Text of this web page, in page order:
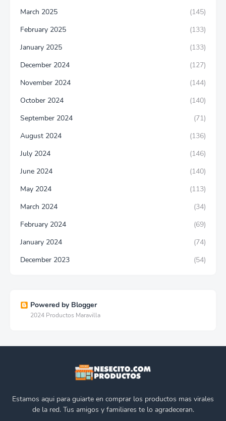
March 2025
(145)
February 2025
(133)
January 2025
(133)
December 2024
(127)
November 2024
(144)
October 2024
(140)
September 2024
(71)
August 2024
(136)
July 2024
(146)
June 2024
(140)
May 2024
(113)
March 2024
(34)
February 2024
(69)
January 2024
(74)
December 2023
(54)
Powered by Blogger
2024 Productos Maravilla
Estamos aqui para guiarte en comprar los productos mas virales
de la red. Tus amigos y familiares te lo agradeceran.